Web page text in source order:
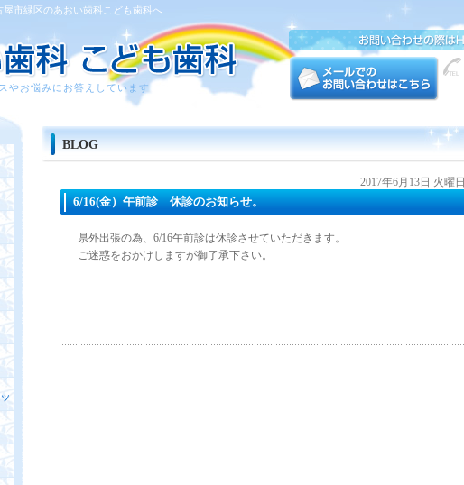
市緑区のあおい歯科こども歯科へ
やお悩みにお答えしています
BLOG
2017年6月13日 火曜日
6/16(金）午前診 休診のお知らせ。
県外出張の為、6/16午前診は休診させていただきます。
ご迷惑をおかけしますが御了承下さい。